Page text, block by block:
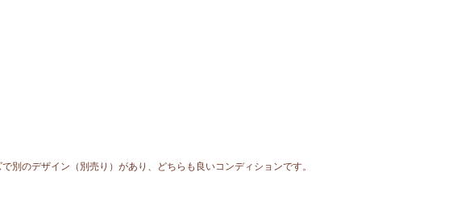
で別のデザイン（別売り）があり、どちらも良いコンディションです。